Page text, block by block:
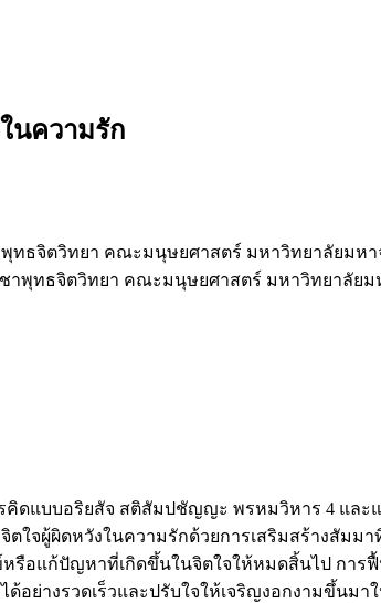
นความรัก
ธจิตวิทยา คณะมนุษยศาสตร์ มหาวิทยาลัยมหา
พุทธจิตวิทยา คณะมนุษยศาสตร์ มหาวิทยาลัยม
ดแบบอริยสัจ สติสัมปชัญญะ พรหมวิหาร 4 แล
จผู้ผิดหวังในความรักด้วยการเสริมสร้างสัมม
รือแก้ปัญหาที่เกิดขึ้นในจิตใจให้หมดสิ้นไป กา
ย่างรวดเร็วและปรับใจให้เจริญงอกงามขึ้นม